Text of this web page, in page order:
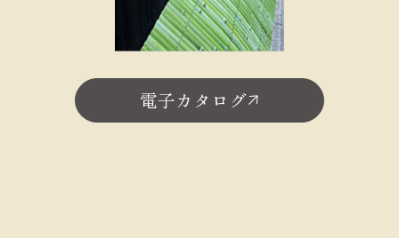
電子カタログ